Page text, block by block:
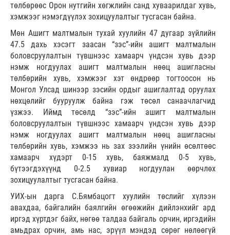
төлбөрөөс Орон нутгийн хөгжлийн санд хуваарилдаг хувь,
хэмжээг нэмэгдүүлэх зохицуулалтыг тусгасан байна.
Мөн Ашигт малтмалын тухай хуулийн 47 дугаар зүйлийн
47.5 дахь хэсэгт заасан “зэс”-ийн ашигт малтмалын
боловсруулалтын түвшнээс хамаарч үндсэн хувь дээр
нэмж ногдуулах ашигт малтмалын нөөц ашигласны
төлбөрийн хувь, хэмжээг хэт өндрөөр тогтоосон нь
Монгол Улсад шинээр зэсийн ордыг ашиглалтад оруулах
нөхцөлийг бууруулж байна гэж төсөл санаачлагчид
үзжээ. Иймд төсөлд “зэс”-ийн ашигт малтмалын
боловсруулалтын түвшнээс хамаарч үндсэн хувь дээр
нэмж ногдуулах ашигт малтмалын нөөц ашигласны
төлбөрийн хувь, хэмжээ нь зах зээлийн үнийн өсөлтөөс
хамаарч хүдэрт 0-15 хувь, баяжмалд 0-5 хувь,
бүтээгдэхүүнд 0-2.5 хувиар ногдуулан өөрчлөх
зохицуулалтыг тусгасан байна.
УИХ-ын дарга С.Бямбацогт хуулийн төслийг хүлээн
авахдаа, байгалийн баялгийн өгөөжийн дийлэнхийг ард
иргэд хүртдэг байх, нөгөө талдаа байгаль орчин, иргэдийн
амьдрах орчин, амь нас, эрүүл мэндэд сөрөг нөлөөгүй